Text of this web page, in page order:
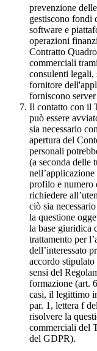
prevenzione
gestiscono fondi
software e
operazioni
Contratto
commerciali
consulenti legali,
fornitore
forniscono
Il contatto con il
può essere
sia necessario
apertura del
personali
(a seconda delle
profilo e numero
richiedere
ciò sia
la questione
la base giuridica
trattamento per
dell’interessato
accordo stipulato
sensi del
formazione (art.
casi, il legittimo
par. 1, lettera f
risolvere la
commerciali del
del GDPR).